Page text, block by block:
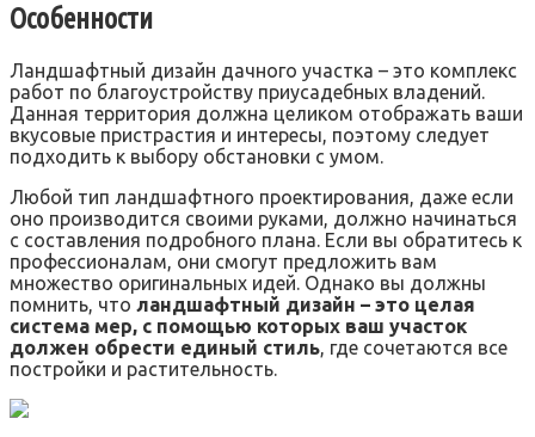
Особенности
Ландшафтный дизайн дачного участка – это комплекс
работ по благоустройству приусадебных владений.
Данная территория должна целиком отображать ваши
вкусовые пристрастия и интересы, поэтому следует
подходить к выбору обстановки с умом.
Любой тип ландшафтного проектирования, даже если
оно производится своими руками, должно начинаться
с составления подробного плана. Если вы обратитесь к
профессионалам, они смогут предложить вам
множество оригинальных идей. Однако вы должны
помнить, что ландшафтный дизайн – это целая
система мер, с помощью которых ваш участок
должен обрести единый стиль, где сочетаются все
постройки и растительность.